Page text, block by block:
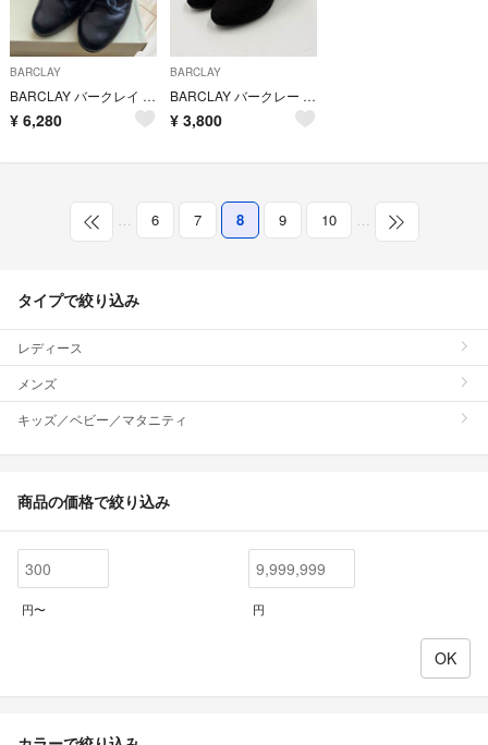
BARCLAY
BARCLAY バークレイ パンプス 22cm
¥ 6,280
BARCLAY
BARCLAY バークレー 日本製 スエード ブーティ 23cm
¥ 3,800
… 6 7 8 9 10 …
タイプで絞り込み
レディース
メンズ
キッズ／ベビー／マタニティ
商品の価格で絞り込み
円〜 円